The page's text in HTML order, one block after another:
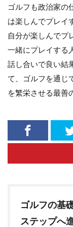
ゴルフも政治家の
は楽しんでプレイ
自分が楽しんでプ
一緒にプレイする
話し合いで良い結
て、ゴルフを通じ
を繁栄させる最善
ゴルフの基
ステップへ